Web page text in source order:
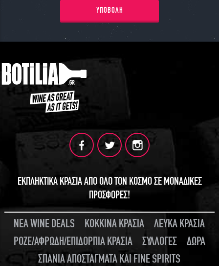
ΥΠΟΒΟΛΗ
ΕΚΠΛΗΚΤΙΚΑ ΚΡΑΣΙΑ ΑΠΟ ΟΛΟ ΤΟΝ ΚΟΣΜΟ ΣΕ ΜΟΝΑΔΙΚΕΣ
ΠΡΟΣΦΟΡΕΣ!
ΝΕΑ WINE DEALS ΚΟΚΚΙΝΑ ΚΡΑΣΙΑ
ΛΕΥΚΑ ΚΡΑΣΙΑ
ΡΟΖΕ/ΑΦΡΩΔΗ/ΕΠΙΔΟΡΠΙΑ ΚΡΑΣΙΑ
ΣΥΛΛΟΓΕΣ
ΔΩΡΑ
ΣΠΑΝΙΑ ΑΠΟΣΤΑΓΜΑΤΑ ΚΑΙ FINE SPIRITS